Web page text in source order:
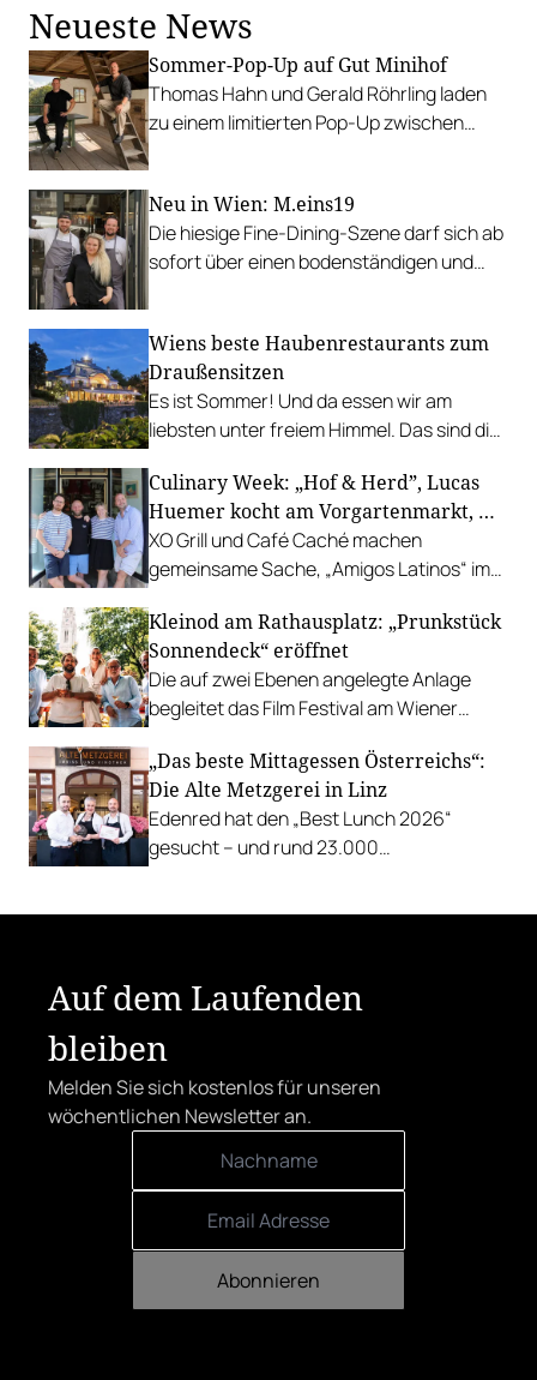
Neueste News
Sommer-Pop-Up auf Gut Minihof
Thomas Hahn und Gerald Röhrling laden
zu einem limitierten Pop-Up zwischen
Neu in Wien: M.eins19
Die hiesige Fine-Dining-Szene darf sich ab
sofort über einen bodenständigen und
Wiens beste Haubenrestaurants zum
Draußensitzen
Es ist Sommer! Und da essen wir am
liebsten unter freiem Himmel. Das sind die
Gastgarten.
Culinary Week: „Hof & Herd”, Lucas
Huemer kocht am Vorgartenmarkt, …
XO Grill und Café Caché machen
gemeinsame Sache, „Amigos Latinos“ im
Richard Rauch kocht in der Riederalm
u.v.m.
Kleinod am Rathausplatz: „Prunkstück
Sonnendeck“ eröffnet
Die auf zwei Ebenen angelegte Anlage
begleitet das Film Festival am Wiener
mit Cocktails, Snacks und
Veranstaltungsprogramm.
„Das beste Mittagessen Österreichs“:
Die Alte Metzgerei in Linz
Edenred hat den „Best Lunch 2026“
gesucht – und rund 23.000
Auf dem Laufenden
bleiben
Melden Sie sich kostenlos für unseren
wöchentlichen Newsletter an.
Abonnieren